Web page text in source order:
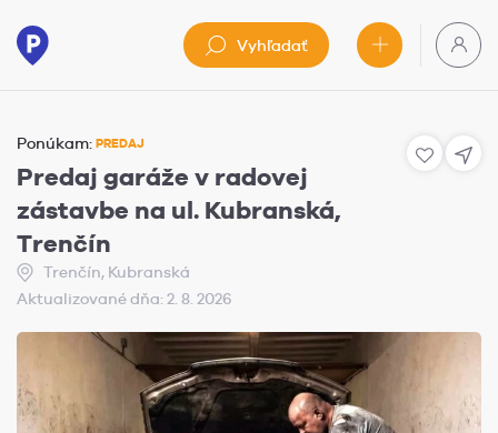
Vyhľadať
Ponúkam: PREDAJ
Predaj garáže v radovej
zástavbe na ul. Kubranská,
Trenčín
Trenčín, Kubranská
Aktualizované dňa: 2. 8. 2026